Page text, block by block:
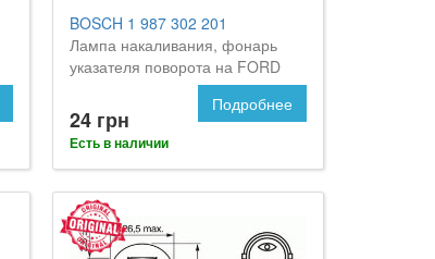
BOSCH 1 987 302 201
Лампа накаливания, фонарь
указателя поворота на FORD
24 грн
Есть в наличии
Подробнее